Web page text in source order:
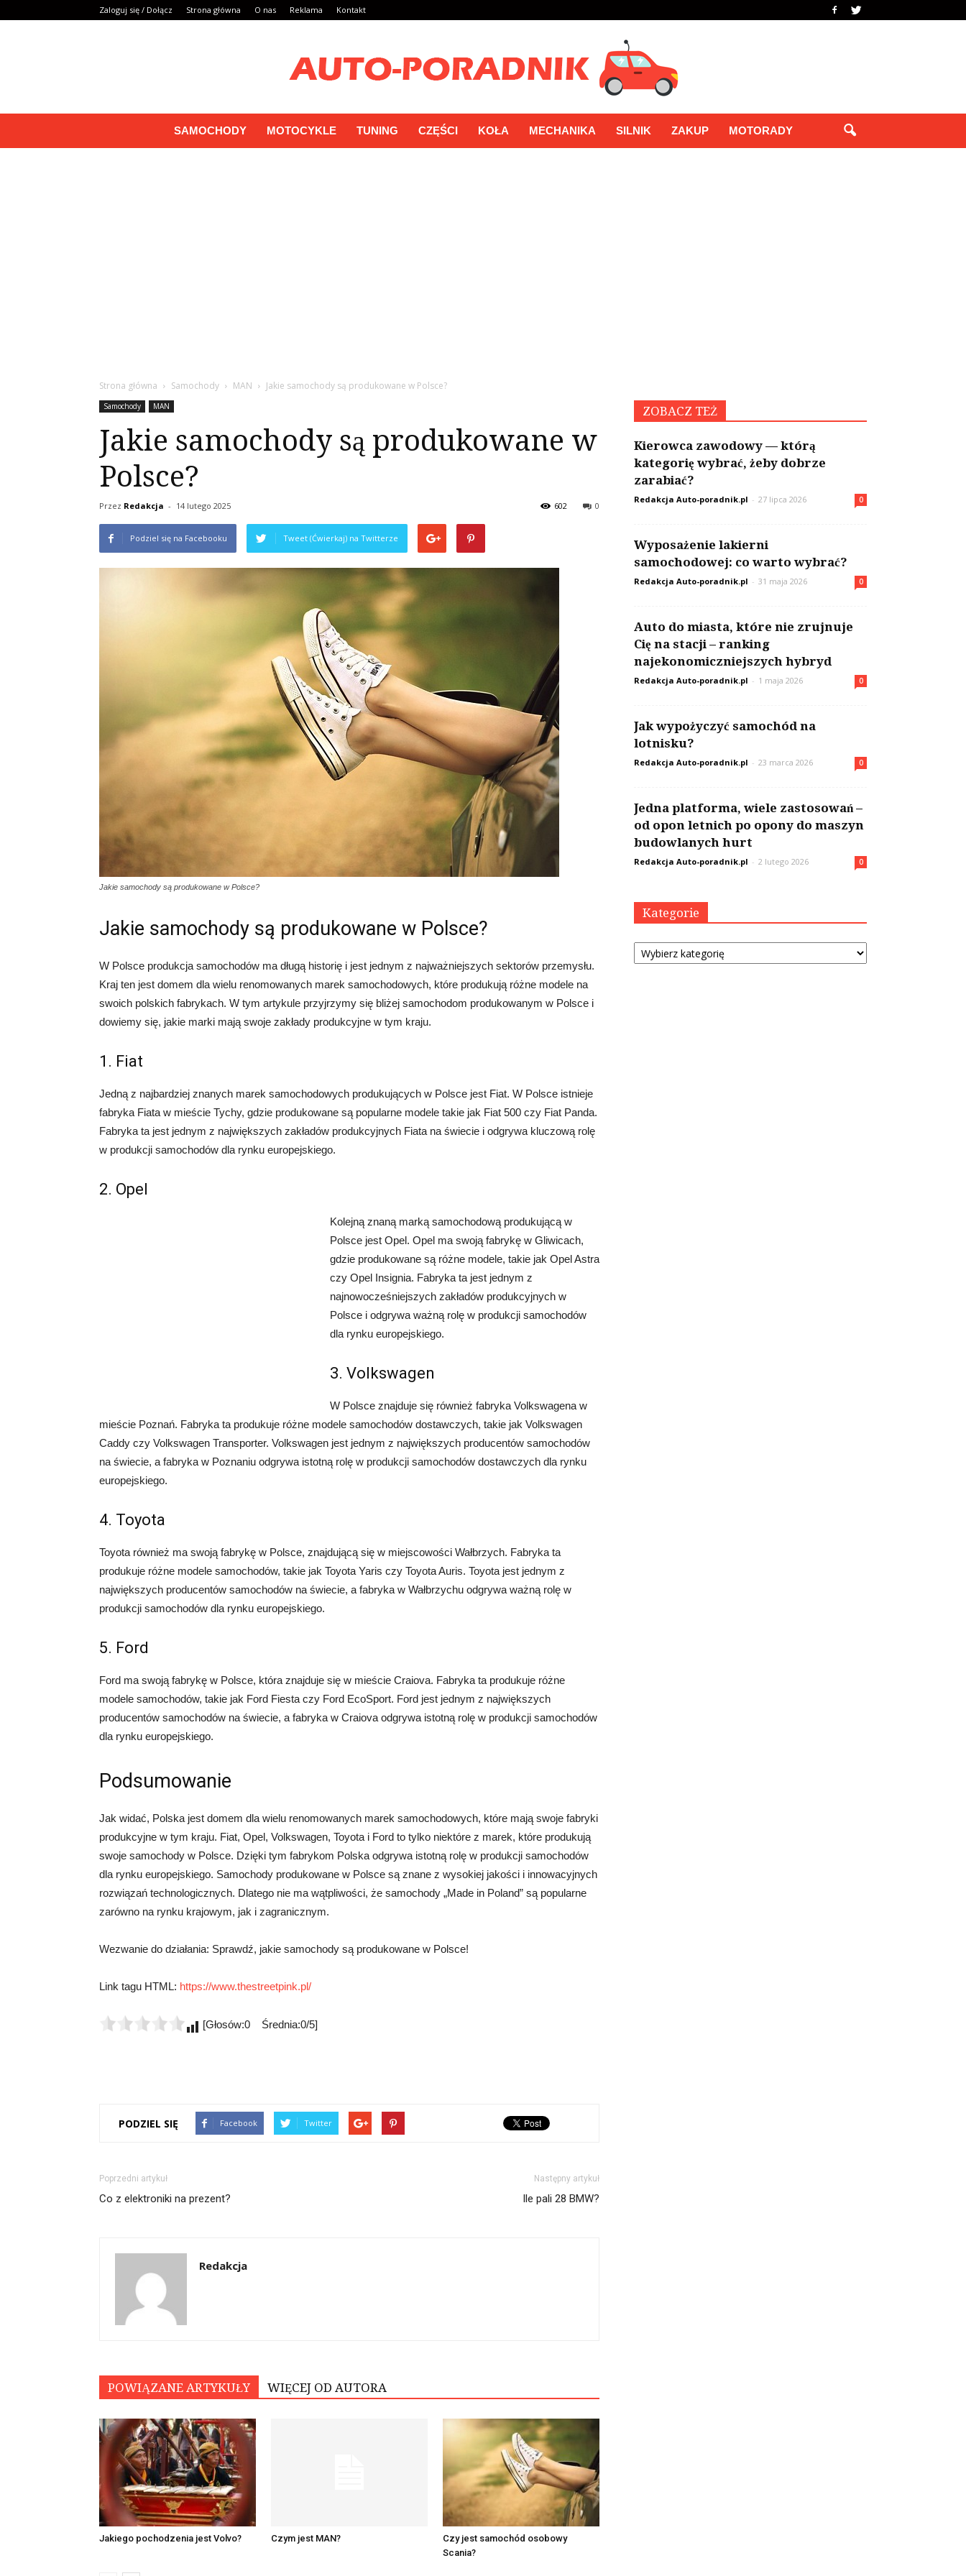
Zaloguj się / Dołącz Strona główna O nas Reklama Kontakt
SAMOCHODY MOTOCYKLE TUNING CZĘŚCI KOŁA MECHANIKA SILNIK ZAKUP MOTORADY
Strona główna Samochody MAN Jakie samochody są produkowane w Polsce?
Samochody MAN
Jakie samochody są produkowane w
Polsce?
Przez Redakcja - 14 lutego 2025 0
602
Podziel się na Facebooku Tweet (Ćwierkaj) na Twitterze
Jakie samochody są produkowane w Polsce?
Jakie samochody są produkowane w Polsce?
W Polsce produkcja samochodów ma długą historię i jest jednym z najważniejszych sektorów przemysłu.
Kraj ten jest domem dla wielu renomowanych marek samochodowych, które produkują różne modele na
swoich polskich fabrykach. W tym artykule przyjrzymy się bliżej samochodom produkowanym w Polsce i
dowiemy się, jakie marki mają swoje zakłady produkcyjne w tym kraju.
1. Fiat
Jedną z najbardziej znanych marek samochodowych produkujących w Polsce jest Fiat. W Polsce istnieje
fabryka Fiata w mieście Tychy, gdzie produkowane są popularne modele takie jak Fiat 500 czy Fiat Panda.
Fabryka ta jest jednym z największych zakładów produkcyjnych Fiata na świecie i odgrywa kluczową rolę
w produkcji samochodów dla rynku europejskiego.
2. Opel
Kolejną znaną marką samochodową produkującą w
Polsce jest Opel. Opel ma swoją fabrykę w Gliwicach,
gdzie produkowane są różne modele, takie jak Opel Astra
czy Opel Insignia. Fabryka ta jest jednym z
najnowocześniejszych zakładów produkcyjnych w
Polsce i odgrywa ważną rolę w produkcji samochodów
dla rynku europejskiego.
3. Volkswagen
W Polsce znajduje się również fabryka Volkswagena w
mieście Poznań. Fabryka ta produkuje różne modele samochodów dostawczych, takie jak Volkswagen
Caddy czy Volkswagen Transporter. Volkswagen jest jednym z największych producentów samochodów
na świecie, a fabryka w Poznaniu odgrywa istotną rolę w produkcji samochodów dostawczych dla rynku
europejskiego.
4. Toyota
Toyota również ma swoją fabrykę w Polsce, znajdującą się w miejscowości Wałbrzych. Fabryka ta
produkuje różne modele samochodów, takie jak Toyota Yaris czy Toyota Auris. Toyota jest jednym z
największych producentów samochodów na świecie, a fabryka w Wałbrzychu odgrywa ważną rolę w
produkcji samochodów dla rynku europejskiego.
5. Ford
Ford ma swoją fabrykę w Polsce, która znajduje się w mieście Craiova. Fabryka ta produkuje różne
modele samochodów, takie jak Ford Fiesta czy Ford EcoSport. Ford jest jednym z największych
producentów samochodów na świecie, a fabryka w Craiova odgrywa istotną rolę w produkcji samochodów
dla rynku europejskiego.
Podsumowanie
Jak widać, Polska jest domem dla wielu renomowanych marek samochodowych, które mają swoje fabryki
produkcyjne w tym kraju. Fiat, Opel, Volkswagen, Toyota i Ford to tylko niektóre z marek, które produkują
swoje samochody w Polsce. Dzięki tym fabrykom Polska odgrywa istotną rolę w produkcji samochodów
dla rynku europejskiego. Samochody produkowane w Polsce są znane z wysokiej jakości i innowacyjnych
rozwiązań technologicznych. Dlatego nie ma wątpliwości, że samochody „Made in Poland” są popularne
zarówno na rynku krajowym, jak i zagranicznym.
Wezwanie do działania: Sprawdź, jakie samochody są produkowane w Polsce!
Link tagu HTML: https://www.thestreetpink.pl/
[Głosów:0 Średnia:0/5]
PODZIEL SIĘ Facebook Twitter
Poprzedni artykuł
Co z elektroniki na prezent?
Następny artykuł
Ile pali 28 BMW?
Redakcja
POWIĄZANE ARTYKUŁY WIĘCEJ OD AUTORA
Jakiego pochodzenia jest Volvo? Czym jest MAN?
Czy jest samochód osobowy
Scania?
ZOBACZ TEŻ
Kierowca zawodowy — którą
kategorię wybrać, żeby dobrze
zarabiać?
Redakcja Auto-poradnik.pl - 27 lipca 2026 0
Wyposażenie lakierni
samochodowej: co warto wybrać?
Redakcja Auto-poradnik.pl - 31 maja 2026 0
Auto do miasta, które nie zrujnuje
Cię na stacji – ranking
najekonomiczniejszych hybryd
Redakcja Auto-poradnik.pl - 1 maja 2026 0
Jak wypożyczyć samochód na
lotnisku?
Redakcja Auto-poradnik.pl - 23 marca 2026 0
Jedna platforma, wiele zastosowań –
od opon letnich po opony do maszyn
budowlanych hurt
Redakcja Auto-poradnik.pl - 2 lutego 2026 0
Kategorie
Kategorie